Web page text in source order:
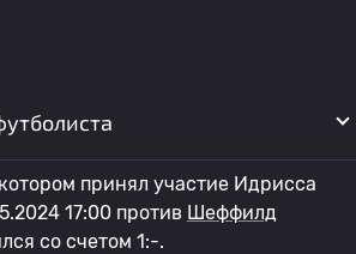
принял участие Идрисса
17:00 против Шеффилд
со счетом 1:-.